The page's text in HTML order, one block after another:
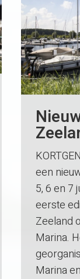
een
5, 6 en 7
eerste
Zeeland
Marina.
Marina